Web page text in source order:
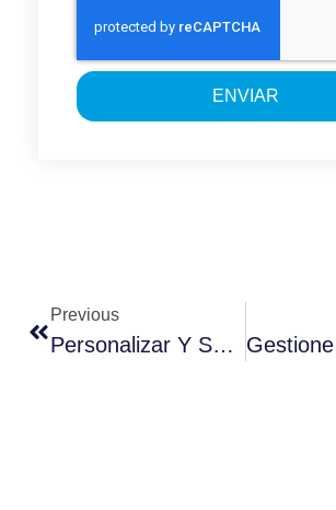
ENVIAR
Previous
Personalizar Y Ser Omnicanal, Pasos Ineludibles Para Ganar Y Retener Clientes